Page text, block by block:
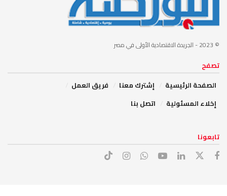
© 2023 - الجريدة الاقتصادية الأولى في مصر
تصفح
الصفحة الرئيسية
إشترك معنا
فريق العمل
إخلاء المسئولية
اتصل بنا
تابعونا